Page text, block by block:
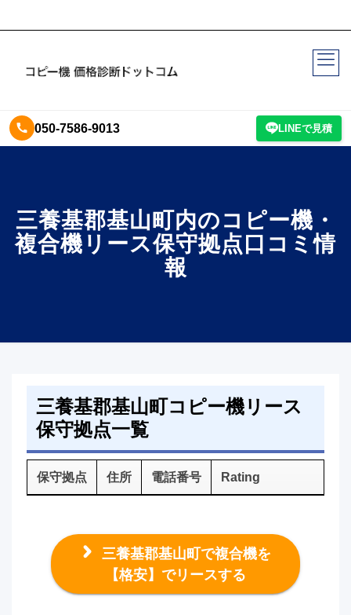
050-7586-9013 LINEで見積
三養基郡基山町内のコピー機・
複合機リース保守拠点口コミ情
報
三養基郡基山町コピー機リース
保守拠点一覧
保守拠点 住所 電話番号 Rating
三養基郡基山町で複合機を
【格安】でリースする